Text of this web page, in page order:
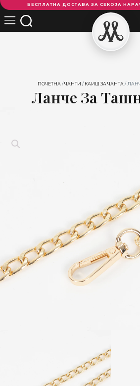
БЕСПЛАТНА ДОСТАВА ЗА СЕКОЈА
ПОЧЕТНА /ЧАНТИ /КАИШ ЗА ЧАНТА /
Ланче За
за
ташна-
Gold
количина